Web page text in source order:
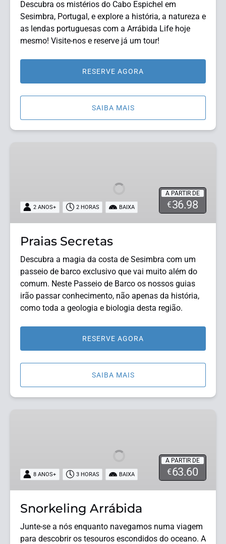
Descubra os mistérios do Cabo Espichel em
Sesimbra, Portugal, e explore a história, a natureza e
as lendas portuguesas com a Arrábida Life hoje
mesmo! Visite-nos e reserve já um tour!
RESERVE AGORA
SAIBA MAIS
A PARTIR DE
€36.98
2 ANOS+ 2 HORAS BAIXA
Praias Secretas
Descubra a magia da costa de Sesimbra com um
passeio de barco exclusivo que vai muito além do
comum. Neste Passeio de Barco os nossos guias
irão passar conhecimento, não apenas da história,
como toda a geologia e biologia desta região.
RESERVE AGORA
SAIBA MAIS
A PARTIR DE
€63.60
8 ANOS+ 3 HORAS BAIXA
Snorkeling Arrábida
Junte-se a nós enquanto navegamos numa viagem
para descobrir os tesouros escondidos do oceano. A